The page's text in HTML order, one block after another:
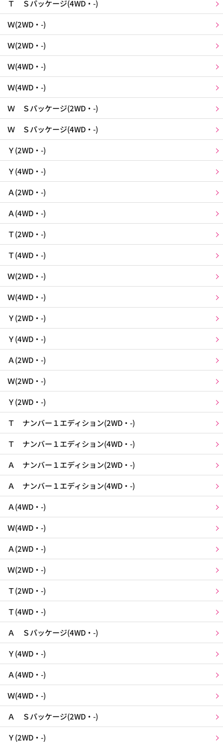
Ｔ Ｓパッケージ(4WD・-)
Ｗ(2WD・-)
Ｗ(2WD・-)
Ｗ(4WD・-)
Ｗ(4WD・-)
Ｗ Ｓパッケージ(2WD・-)
Ｗ Ｓパッケージ(4WD・-)
Ｙ(2WD・-)
Ｙ(4WD・-)
Ａ(2WD・-)
Ａ(4WD・-)
Ｔ(2WD・-)
Ｔ(4WD・-)
Ｗ(2WD・-)
Ｗ(4WD・-)
Ｙ(2WD・-)
Ｙ(4WD・-)
Ａ(2WD・-)
Ｗ(2WD・-)
Ｙ(2WD・-)
Ｔ ナンバー１エディション(2WD・-)
Ｔ ナンバー１エディション(4WD・-)
Ａ ナンバー１エディション(2WD・-)
Ａ ナンバー１エディション(4WD・-)
Ａ(4WD・-)
Ｗ(4WD・-)
Ａ(2WD・-)
Ｗ(2WD・-)
Ｔ(2WD・-)
Ｔ(4WD・-)
Ａ Ｓパッケージ(4WD・-)
Ｙ(4WD・-)
Ａ(4WD・-)
Ｗ(4WD・-)
Ａ Ｓパッケージ(2WD・-)
Ｙ(2WD・-)